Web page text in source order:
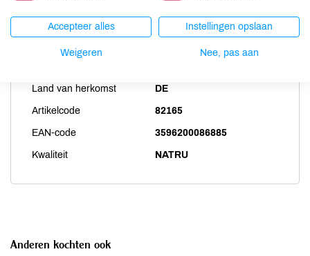
Productspecificaties
Land van herkomst DE
Artikelcode 82165
EAN-code 3596200086885
Kwaliteit NATRU
Anderen kochten ook
Accepteer alles Instellingen opslaan
Weigeren Nee, pas aan